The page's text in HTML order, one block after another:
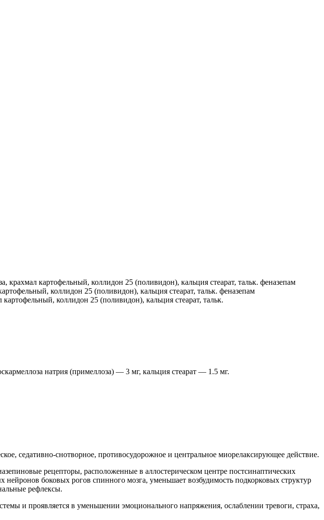
картофельный, коллидон 25 (поливидон), кальция стеарат, тальк. феназепам
коллидон 25 (поливидон), кальция стеарат, тальк. феназепам
коллидон 25 (поливидон), кальция стеарат, тальк.
натрия (примеллоза) — 3 мг, кальция стеарат — 1.5 мг.
седативно-снотворное, противосудорожное и центральное миорелаксирующее действие.
рецепторы, расположенные в аллостерическом центре постсинаптических
боковых рогов спинного мозга, уменьшает возбудимость подкорковых структур
рефлексы.
и проявляется в уменьшении эмоционального напряжения, ослаблении тревоги, страха,